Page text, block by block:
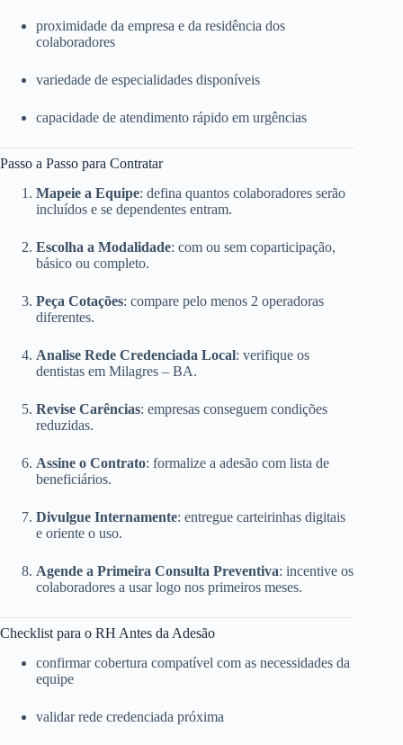
proximidade da empresa e da residência dos
colaboradores
variedade de especialidades disponíveis
capacidade de atendimento rápido em urgências
Passo a Passo para Contratar
Mapeie a Equipe: defina quantos colaboradores serão
incluídos e se dependentes entram.
Escolha a Modalidade: com ou sem coparticipação,
básico ou completo.
Peça Cotações: compare pelo menos 2 operadoras
diferentes.
Analise Rede Credenciada Local: verifique os
dentistas em Milagres – BA.
Revise Carências: empresas conseguem condições
reduzidas.
Assine o Contrato: formalize a adesão com lista de
beneficiários.
Divulgue Internamente: entregue carteirinhas digitais
e oriente o uso.
Agende a Primeira Consulta Preventiva: incentive os
colaboradores a usar logo nos primeiros meses.
Checklist para o RH Antes da Adesão
confirmar cobertura compatível com as necessidades da
equipe
validar rede credenciada próxima